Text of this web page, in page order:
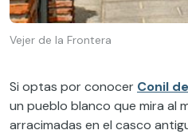
Vejer de la Frontera
Si optas por conocer Conil
un pueblo blanco que mira al
arracimadas en el casco